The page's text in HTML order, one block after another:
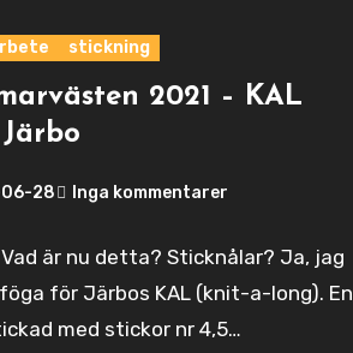
stickning
2021 – KAL
28 Inga kommentarer
är nu detta? Sticknålar? Ja, jag
för Järbos KAL (knit-a-long). En
med stickor nr 4,5…